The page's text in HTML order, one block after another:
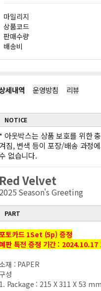
마일리지
상품코드
판매수량
배송비
세내역 운영방침 리뷰
NOTICE
아웃박스는 상품 보호를 위한
짐, 변색 등이 포장/배송 과정
없습니다.
Velvet
Season's Greeting
PART
토카드 1Set (5p) 증정
판 특전 증정 기간 :
재 : PAPER
성
Package : 215 X 311 X 53